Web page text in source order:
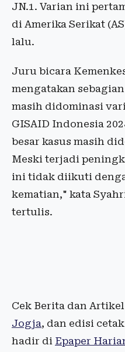
JN.1. Varian ini
di Amerika Serikat
lalu.
Juru bicara
mengatakan
masih didominasi
GISAID Indonesia
besar kasus masih
Meski terjadi
ini tidak diikuti
kematian," kata
tertulis.
Cek Berita dan
Jogja, dan edisi
hadir di Epaper